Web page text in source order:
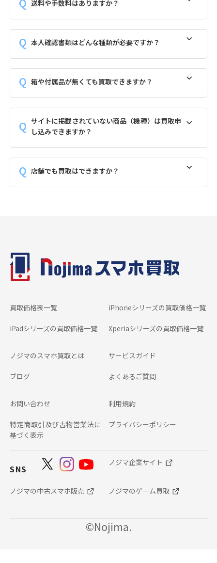
送料や手数料はありますか？
本人確認書類はどんな種類が必要ですか？
箱や付属品が無くても買取できますか？
サイトに掲載されていない商品（機種）は買取申
し込みできますか？
店舗でも買取はできますか？
買取価格表一覧 iPhoneシリーズの 買取価格一覧
iPadシリーズの 買取価格一覧 Xperiaシリーズの 買取価格一覧
ノジマのスマホ買取とは サービスガイド
ブログ よくあるご質問
お問い合わせ 利用規約
特定商取引及び古物営業法に
基づく表示
プライバシーポリシー
SNS
ノジマ企業サイト
ノジマの中古スマホ販売 ノジマのゲーム買取
©Nojima.